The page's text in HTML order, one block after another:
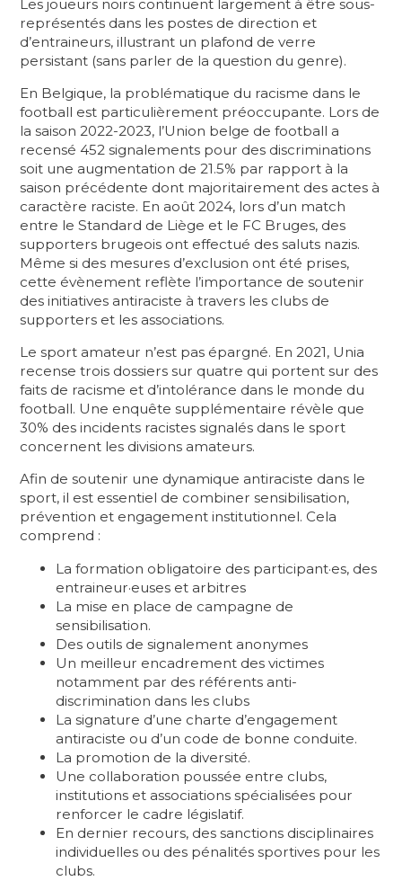
Les joueurs noirs continuent largement à être sous-
représentés dans les postes de direction et
d’entraineurs, illustrant un plafond de verre
persistant (sans parler de la question du genre).
En Belgique, la problématique du racisme dans le
football est particulièrement préoccupante. Lors de
la saison 2022-2023, l’Union belge de football a
recensé 452 signalements pour des discriminations
soit une augmentation de 21.5% par rapport à la
saison précédente dont majoritairement des actes à
caractère raciste. En août 2024, lors d’un match
entre le Standard de Liège et le FC Bruges, des
supporters brugeois ont effectué des saluts nazis.
Même si des mesures d’exclusion ont été prises,
cette évènement reflète l’importance de soutenir
des initiatives antiraciste à travers les clubs de
supporters et les associations.
Le sport amateur n’est pas épargné. En 2021, Unia
recense trois dossiers sur quatre qui portent sur des
faits de racisme et d’intolérance dans le monde du
football. Une enquête supplémentaire révèle que
30% des incidents racistes signalés dans le sport
concernent les divisions amateurs.
Afin de soutenir une dynamique antiraciste dans le
sport, il est essentiel de combiner sensibilisation,
prévention et engagement institutionnel. Cela
comprend :
La formation obligatoire des participant·es, des
entraineur·euses et arbitres
La mise en place de campagne de
sensibilisation.
Des outils de signalement anonymes
Un meilleur encadrement des victimes
notamment par des référents anti-
discrimination dans les clubs
La signature d’une charte d’engagement
antiraciste ou d’un code de bonne conduite.
La promotion de la diversité.
Une collaboration poussée entre clubs,
institutions et associations spécialisées pour
renforcer le cadre législatif.
En dernier recours, des sanctions disciplinaires
individuelles ou des pénalités sportives pour les
clubs.